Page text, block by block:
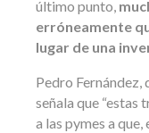
último punto,
erróneamente
lugar de una
Pedro
señala que “estas
a las pymes a que,